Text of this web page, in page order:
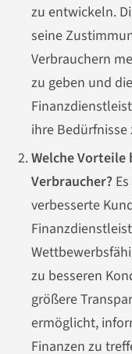
zu entwickeln.
seine
Verbrauchern
zu geben und
ihre
Welche
Verbraucher?
verbesserte
zu besseren
größere
ermöglicht,
Finanzen zu